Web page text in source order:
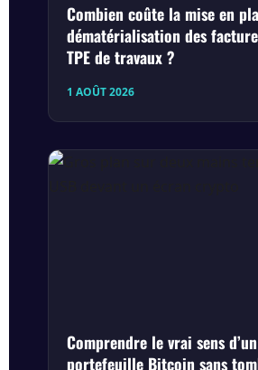
Combien coûte la mise en
dématérialisation des
TPE de travaux ?
1 AOÛT 2026
Comprendre le vrai sens d’un
portefeuille Bitcoin sans